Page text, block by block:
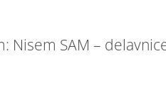
Nisem SAM –